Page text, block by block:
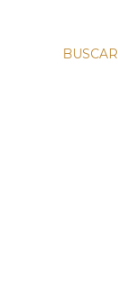
BUSCAR